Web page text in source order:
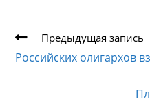
Еще
статьи
Предыдущая запись
Российских олигархов